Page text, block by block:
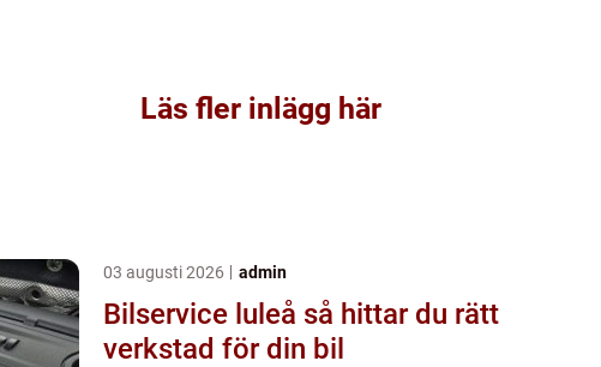
Läs fler inlägg här
03 augusti 2026 admin
Bilservice luleå så hittar du rätt
verkstad för din bil